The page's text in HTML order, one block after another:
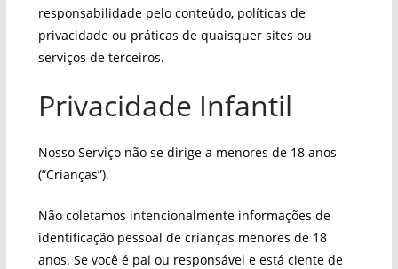
responsabilidade pelo conteúdo, políticas de
privacidade ou práticas de quaisquer sites ou
serviços de terceiros.
Privacidade Infantil
Nosso Serviço não se dirige a menores de 18 anos
(“Crianças”).
Não coletamos intencionalmente informações de
identificação pessoal de crianças menores de 18
anos. Se você é pai ou responsável e está ciente de